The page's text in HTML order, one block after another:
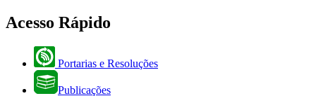
Acesso Rápido
Portarias e Resoluções
Publicações